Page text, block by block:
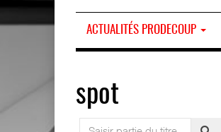
ACTUALITÉS PRODECOUP
spot
Saisir